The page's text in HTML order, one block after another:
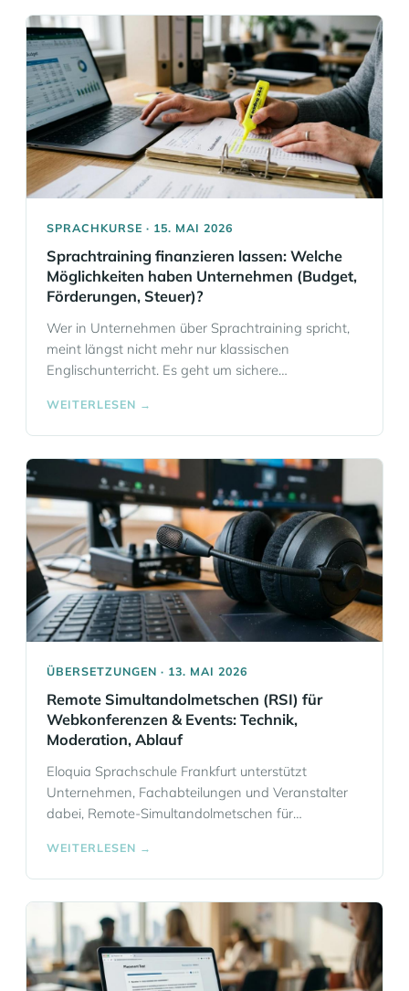
steuern, brauchen Sie dafür keine unverständlichen
Scores, sondern eine belastbare Einstufung nach
GER/CEFR, ein nachvollziehbares Level-Mapping
und eine Auswertung, aus der Sie konkrete
Entscheidungen ableiten können. Als… Mehr
Informationen
SPRACHKURSE · 15. MAI 2026
Sprachtraining finanzieren lassen: Welche
Möglichkeiten haben Unternehmen (Budget,
Förderungen, Steuer)?
Wer in Unternehmen über Sprachtraining spricht,
meint längst nicht mehr nur klassischen
Englischunterricht. Es geht um sichere
internationaler Fachkräfte, präzisere
Abstimmungen in Projekten und weniger Reibung
in Teams. Genau deshalb stellt sich früh die Frage:
Wie lässt sich ein Sprachkurs im Unternehmen
sinnvoll finanzieren, ohne dass das Budget aus
dem Ruder läuft?… Mehr Informationen
WEITERLESEN →
ÜBERSETZUNGEN · 13. MAI 2026
Remote Simultandolmetschen (RSI) für
Webkonferenzen & Events: Technik,
Moderation, Ablauf
Eloquia Sprachschule Frankfurt unterstützt
Unternehmen, Fachabteilungen und Veranstalter
dabei, Remote-Simultandolmetschen für
verlässlich zu buchen. Wenn bei Ihrer
Veranstaltung Inhalte in Echtzeit in mehrere
Sprachen übertragen werden müssen, organisieren
wir den passenden Dolmetscheinsatz abgestimmt
auf Format, Fachthema und Zielgruppe. Sie
bekommen bei Eloquia nicht nur einen einzelnen
Sprachdienst, sondern einen zentralen… Mehr
WEITERLESEN →